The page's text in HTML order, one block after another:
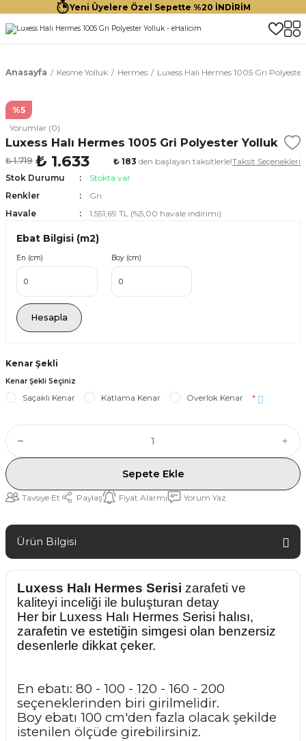
Yeni Üyelere Özel Sepette %20 İNDİRİM
Anasayfa Kesme Yolluk Hermes Luxess Halı Hermes 1005 Gri
%5
Yorumlar (0)
Luxess Halı Hermes 1005 Gri Polyester Yolluk
₺ 1.719 ₺ 1.633 ₺ 183 den başlayan taksitlerle!Taksit Seçenekleri
Stok Durumu
Stokta var
Renkler
Gri
Havale
1.551,69 TL (%5,00 havale indirimi)
Ebat Bilgisi (m2)
En (cm) Boy (cm)
Hesapla
Kenar Şekli
Kenar Şekli Seçiniz
Saçaklı Kenar Katlama Kenar Overlok Kenar *
Sepete Ekle
Tavsiye Et Paylaş Fiyat Alarmı Yorum Yaz
Ürün Bilgisi
Luxess Halı Hermes Serisi zarafeti ve
kaliteyi inceliği ile buluşturan detay
Her bir Luxess Halı Hermes Serisi halısı,
zarafetin ve estetiğin simgesi olan benzersiz
desenlerle dikkat çeker.
En ebatı: 80 - 100 - 120 - 160 - 200
seçeneklerinden biri girilmelidir.
Boy ebatı 100 cm'den fazla olacak şekilde
istenilen ölçüde girebilirsiniz.